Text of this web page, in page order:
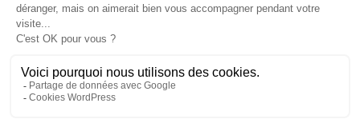
© 2026 kpiWeb by